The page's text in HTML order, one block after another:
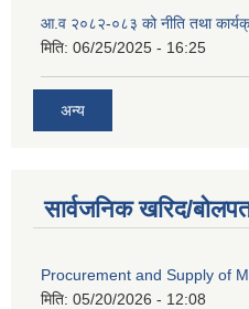
आ.व २०८२-०८३ को नीति तथा
मिति: 06/25/2025 - 16:25
अन्य
सार्वजनिक खरिद/
Procurement and Supply of
मिति: 05/20/2026 - 12:08